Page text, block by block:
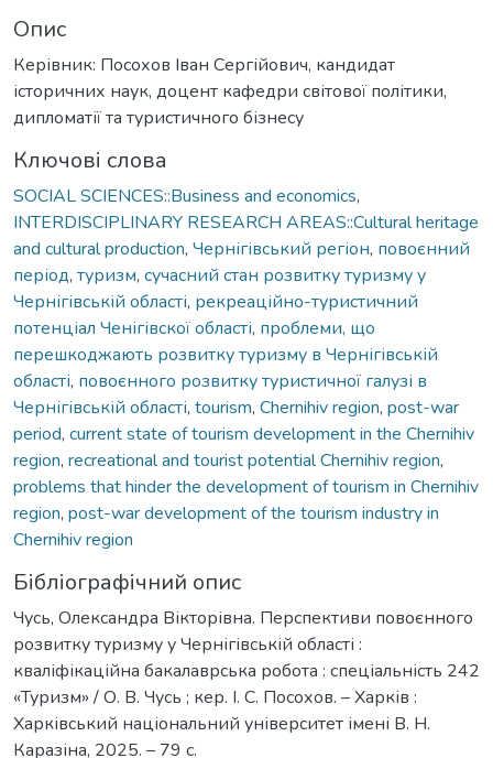
Опис
Керівник: Посохов Іван Сергійович, кандидат
історичних наук, доцент кафедри світової політики,
дипломатії та туристичного бізнесу
Ключові слова
SOCIAL SCIENCES::Business and economics,
INTERDISCIPLINARY RESEARCH AREAS::Cultural heritage
and cultural production, Чернігівський регіон, повоєнний
період, туризм, сучасний стан розвитку туризму у
Чернігівській області, рекреаційно-туристичний
потенціал Ченігівскої області, проблеми, що
перешкоджають розвитку туризму в Чернігівській
області, повоєнного розвитку туристичної галузі в
Чернігівській області, tourism, Chernihiv region, post-war
period, current state of tourism development in the Chernihiv
region, recreational and tourist potential Chernihiv region,
problems that hinder the development of tourism in Chernihiv
region, post-war development of the tourism industry in
Chernihiv region
Бібліографічний опис
Чусь, Олександра Вікторівна. Перспективи повоєнного
розвитку туризму у Чернігівській області :
кваліфікаційна бакалаврська робота : спеціальність 242
«Туризм» / О. В. Чусь ; кер. І. С. Посохов. – Харків :
Харківський національний університет імені В. Н.
Каразіна, 2025. – 79 с.